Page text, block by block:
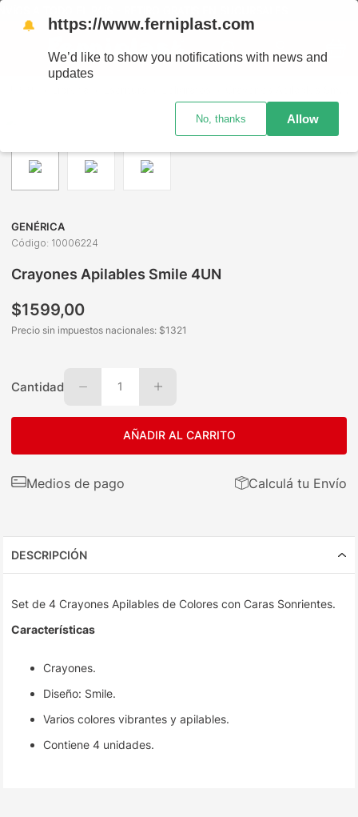
GENÉRICA
Código: 10006224
Crayones Apilables Smile 4UN
$1599,00
Precio sin impuestos nacionales: $1321
Cantidad 1
AÑADIR AL CARRITO
Medios de pago Calculá tu Envío
DESCRIPCIÓN
Set de 4 Crayones Apilables de Colores con Caras Sonrientes.
Características
Crayones.
Diseño: Smile.
Varios colores vibrantes y apilables.
Contiene 4 unidades.
🔔 https://www.ferniplast.com
We’d like to show you notifications with news and
updates
No, thanks Allow